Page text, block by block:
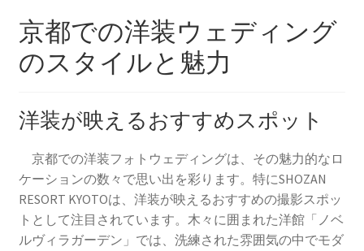
京都での洋装ウェディング
のスタイルと魅力
洋装が映えるおすすめスポット
京都での洋装フォトウェディングは、その魅力的なロ
ケーションの数々で思い出を彩ります。特にSHOZAN
RESORT KYOTOは、洋装が映えるおすすめの撮影スポッ
トとして注目されています。木々に囲まれた洋館「ノベ
ルヴィラガーデン」では、洗練された雰囲気の中でモダ